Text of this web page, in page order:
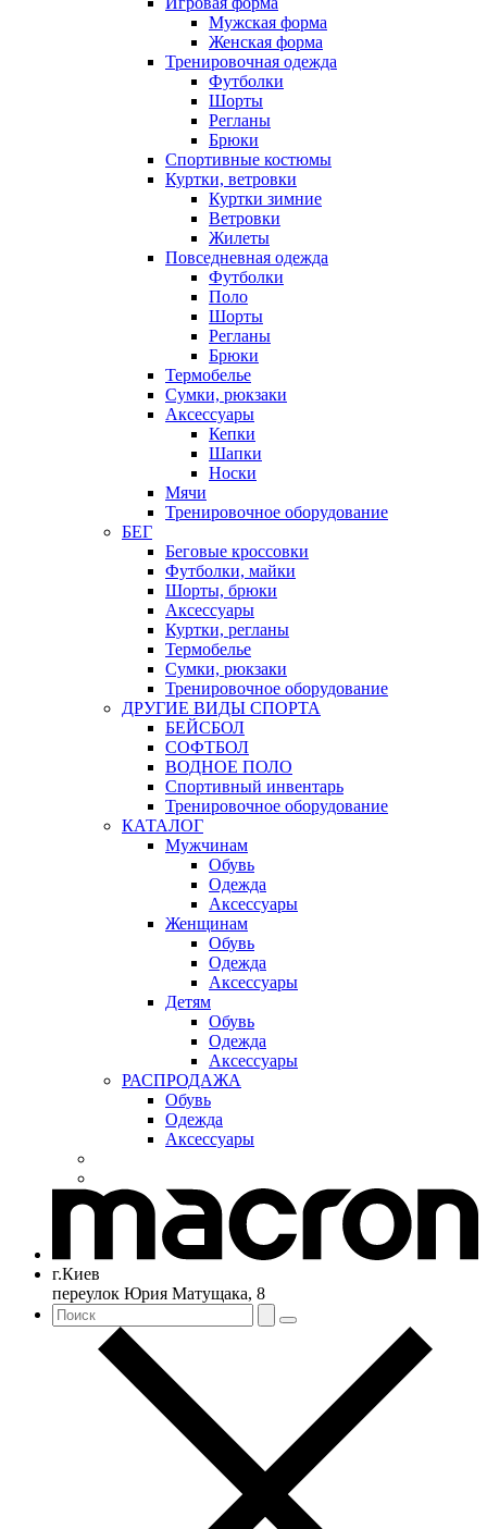
Мужская форма
Женская форма
Тренировочная одежда
Футболки
Шорты
Регланы
Брюки
Спортивные костюмы
Куртки, ветровки
Куртки зимние
Ветровки
Жилеты
Повседневная одежда
Футболки
Поло
Шорты
Регланы
Брюки
Термобелье
Сумки, рюкзаки
Аксессуары
Кепки
Шапки
Носки
Мячи
Тренировочное оборудование
БЕГ
Беговые кроссовки
Футболки, майки
Шорты, брюки
Аксессуары
Куртки, регланы
Термобелье
Сумки, рюкзаки
Тренировочное оборудование
ДРУГИЕ ВИДЫ СПОРТА
БЕЙСБОЛ
СОФТБОЛ
ВОДНОЕ ПОЛО
Спортивный инвентарь
Тренировочное оборудование
КАТАЛОГ
Мужчинам
Обувь
Одежда
Аксессуары
Женщинам
Обувь
Одежда
Аксессуары
Детям
Обувь
Одежда
Аксессуары
РАСПРОДАЖА
Обувь
Одежда
Аксессуары
г.Киев
переулок Юрия Матущака, 8